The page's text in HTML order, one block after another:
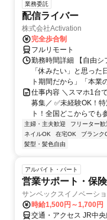
業務委託
配信ライバー
株式会社Activation
完全歩合制
フルリモート
勤務時間詳細 【自由シ
「休みたい」と思っ
ト期間だから」「本業
仕事内容 ＼スマホ1台
募集／ ✅未経験OK！
ト！全国どこからでも
主婦・主夫歓迎 フリーター歓
ネイルOK
在宅OK ブランク
髪型・髪色自由
アルバイト・パート
営業サポート・保
サンベックスイノベーシ
時給1,500円～1,700円
交通・アクセス JR中